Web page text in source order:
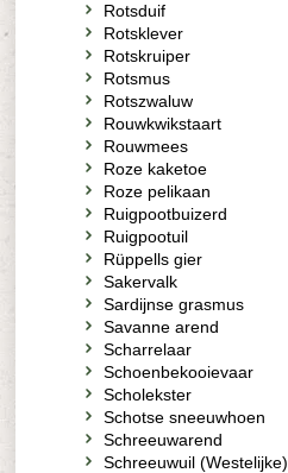
Rotsduif
Rotsklever
Rotskruiper
Rotsmus
Rotszwaluw
Rouwkwikstaart
Rouwmees
Roze kaketoe
Roze pelikaan
Ruigpootbuizerd
Ruigpootuil
Rüppells gier
Sakervalk
Sardijnse grasmus
Savanne arend
Scharrelaar
Schoenbekooievaar
Scholekster
Schotse sneeuwhoen
Schreeuwarend
Schreeuwuil (Westelijke)